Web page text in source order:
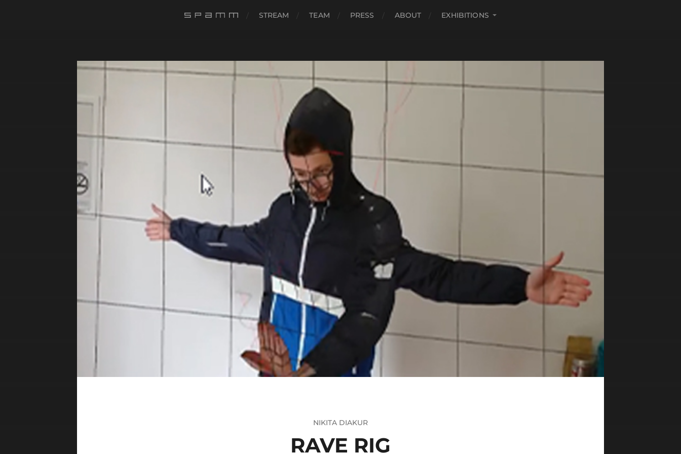
########## STREAM TEAM PRESS ABOUT EXHIBITIONS
NIKITA DIAKUR
RAVE RIG